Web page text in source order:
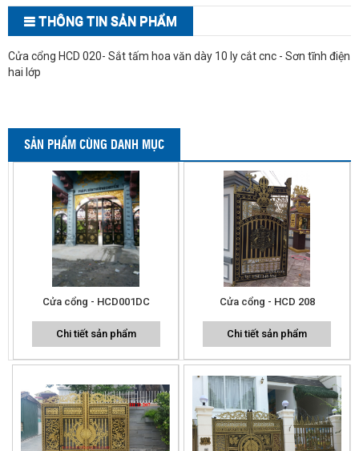
THÔNG TIN SẢN PHẨM
Cửa cổng HCD 020- Sắt tấm hoa văn dày 10 ly cắt cnc - Sơn tĩnh điện
hai lớp
SẢN PHẨM CÙNG DANH MỤC
Cửa cổng - HCD001DC
Chi tiết sản phẩm
Cửa cổng - HCD 208
Chi tiết sản phẩm